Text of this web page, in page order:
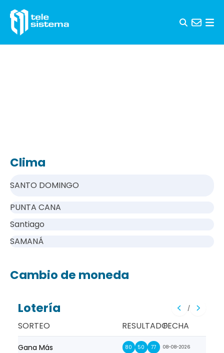
Clima
SANTO DOMINGO
PUNTA CANA
Santiago
SAMANÁ
Cambio de moneda
Lotería /
SORTEO RESULTADOFECHA
Gana Más 80 50 77 08-08-2026